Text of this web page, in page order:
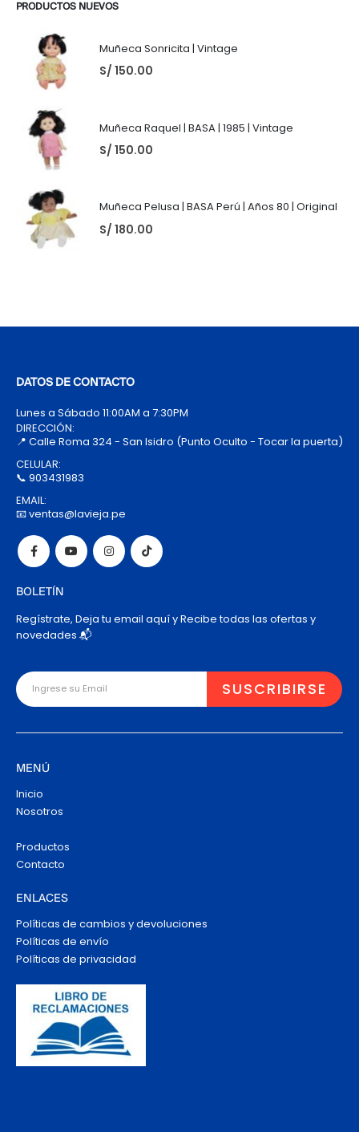
PRODUCTOS NUEVOS
Muñeca Sonricita | Vintage
S/ 150.00
Muñeca Raquel | BASA | 1985 | Vintage
S/ 150.00
Muñeca Pelusa | BASA Perú | Años 80 | Original
S/ 180.00
DATOS DE CONTACTO
Lunes a Sábado 11:00AM a 7:30PM
DIRECCIÓN:
📍 Calle Roma 324 - San Isidro (Punto Oculto - Tocar la puerta)
CELULAR:
📞 903431983
EMAIL:
📧 ventas@lavieja.pe
BOLETÍN
Regístrate, Deja tu email aquí y Recibe todas las ofertas y
novedades 📬
MENÚ
Inicio
Nosotros
Productos
Contacto
ENLACES
Políticas de cambios y devoluciones
Políticas de envío
Políticas de privacidad